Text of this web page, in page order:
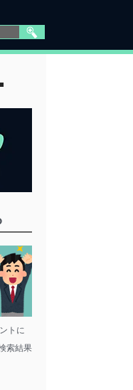
トに
索結果